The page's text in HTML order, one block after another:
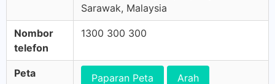
Sarawak, Malaysia
Nombor
telefon
1300 300 300
Peta Paparan Peta Arah